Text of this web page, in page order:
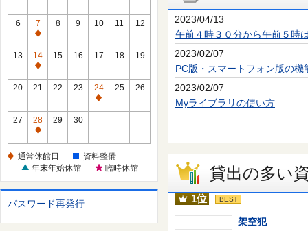
6
7
通
常
休
館
8 9 10 11 12
13
14
通
常
館
日
15 16 17 18 19
20 21 22 23
24
通
館
日
25 26
27
28
通
休
日
29 30
通常休館日
資料整備
年末年始休館
臨時休館
パスワード再発行
2023/04/13
午前４時３０分から午前５時
2023/02/07
PC版・スマートフォン版の機
2023/02/07
Myライブラリの使い方
貸出の多い
1位 BEST
架空犯